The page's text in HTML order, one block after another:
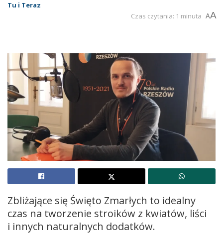
Tu i Teraz
Czas czytania: 1 minuta AA
Zbliżające się Święto Zmarłych to idealny
czas na tworzenie stroików z kwiatów, liści
i innych naturalnych dodatków.